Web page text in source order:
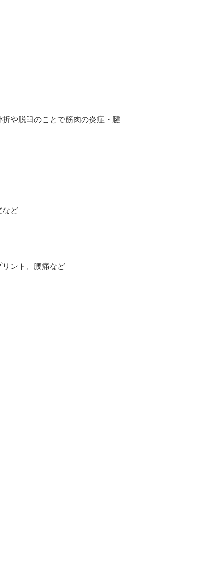
や脱臼のことで筋肉の炎症・腱
など
ント、腰痛など